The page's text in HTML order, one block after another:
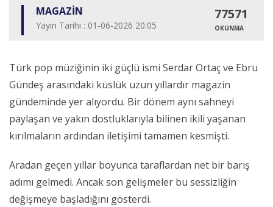
MAGAZİN
Yayın Tarihi : 01-06-2026 20:05
77571
OKUNMA
Türk pop müziğinin iki güçlü ismi Serdar Ortaç ve Ebru
Gündeş arasındaki küslük uzun yıllardır magazin
gündeminde yer alıyordu. Bir dönem aynı sahneyi
paylaşan ve yakın dostluklarıyla bilinen ikili yaşanan
kırılmaların ardından iletişimi tamamen kesmişti.
Aradan geçen yıllar boyunca taraflardan net bir barış
adımı gelmedi. Ancak son gelişmeler bu sessizliğin
değişmeye başladığını gösterdi.